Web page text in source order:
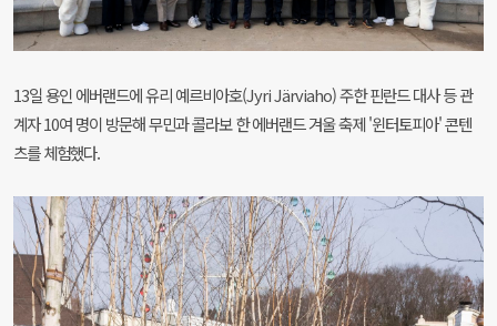
13일 용인 에버랜드에 유리 예르비아호(Jyri Järviaho) 주한 핀란드 대사 등 관
계자 10여 명이 방문해 무민과 콜라보 한 에버랜드 겨울 축제 '윈터토피아' 콘텐
츠를 체험했다.